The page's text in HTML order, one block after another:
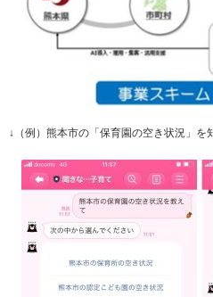
↓（例）熊本市の「保育園の空き状況」